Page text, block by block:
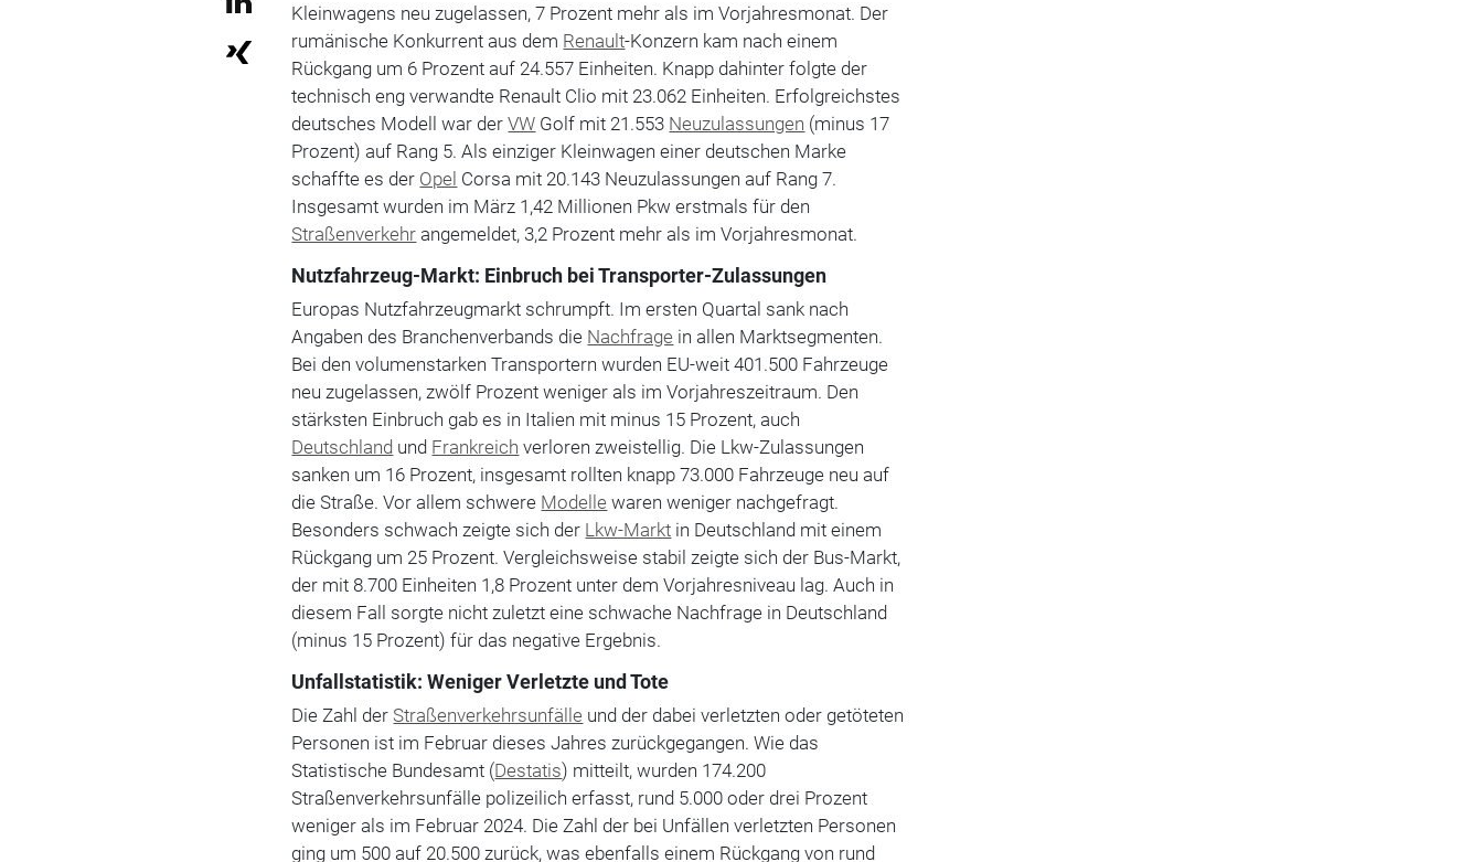
Kleinwagens neu zugelassen, 7 Prozent mehr als im Vorjahresmonat. Der
rumänische Konkurrent aus dem Renault-Konzern kam nach einem
Rückgang um 6 Prozent auf 24.557 Einheiten. Knapp dahinter folgte der
technisch eng verwandte Renault Clio mit 23.062 Einheiten. Erfolgreichstes
deutsches Modell war derVW Golf mit 21.553 Neuzulassungen (minus 17
Prozent) auf Rang 5. Als einziger Kleinwagen einer deutschen Marke
schaffte es der Opel Corsa mit 20.143 Neuzulassungen auf Rang 7.
Insgesamt wurden im März 1,42 Millionen Pkw erstmals für den
Straßenverkehr angemeldet, 3,2 Prozent mehr als im Vorjahresmonat.
Nutzfahrzeug-Markt: Einbruch bei Transporter-Zulassungen
Europas Nutzfahrzeugmarkt schrumpft. Im ersten Quartal sank nach
Angaben des Branchenverbands die Nachfrage in allen Marktsegmenten.
Bei den volumenstarken Transportern wurden EU-weit 401.500 Fahrzeuge
neu zugelassen, zwölf Prozent weniger als im Vorjahreszeitraum. Den
stärksten Einbruch gab es in Italien mit minus 15 Prozent, auch
Deutschland und Frankreich verloren zweistellig. Die Lkw-Zulassungen
sanken um 16 Prozent, insgesamt rollten knapp 73.000 Fahrzeuge neu auf
die Straße. Vor allem schwere Modelle waren weniger nachgefragt.
Besonders schwach zeigte sich der Lkw-Markt in Deutschland mit einem
Rückgang um 25 Prozent. Vergleichsweise stabil zeigte sich der Bus-Markt,
der mit 8.700 Einheiten 1,8 Prozent unter dem Vorjahresniveau lag. Auch in
diesem Fall sorgte nicht zuletzt eine schwache Nachfrage in Deutschland
(minus 15 Prozent) für das negative Ergebnis.
Unfallstatistik: Weniger Verletzte und Tote
Die Zahl der Straßenverkehrsunfälle und der dabei verletzten oder getöteten
Personen ist im Februar dieses Jahres zurückgegangen. Wie das
Statistische Bundesamt (Destatis) mitteilt, wurden 174.200
Straßenverkehrsunfälle polizeilich erfasst, rund 5.000 oder drei Prozent
weniger als im Februar 2024. Die Zahl der bei Unfällen verletzten Personen
ging um 500 auf 20.500 zurück, was ebenfalls einem Rückgang von rund